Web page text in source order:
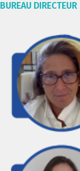
BUREAU DIRECTEUR